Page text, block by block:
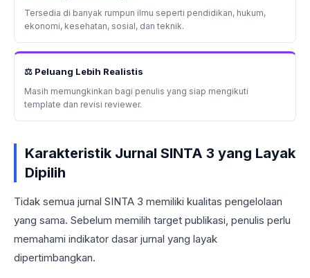
Tersedia di banyak rumpun ilmu seperti pendidikan, hukum,
ekonomi, kesehatan, sosial, dan teknik.
⚖️ Peluang Lebih Realistis
Masih memungkinkan bagi penulis yang siap mengikuti
template dan revisi reviewer.
Karakteristik Jurnal SINTA 3 yang Layak
Dipilih
Tidak semua jurnal SINTA 3 memiliki kualitas pengelolaan
yang sama. Sebelum memilih target publikasi, penulis perlu
memahami indikator dasar jurnal yang layak
dipertimbangkan.